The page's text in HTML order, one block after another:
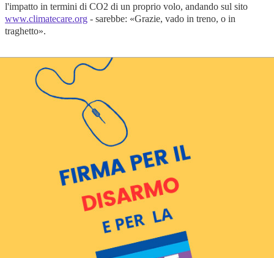
l'impatto in termini di CO2 di un proprio volo, andando sul sito
www.climatecare.org - sarebbe: «Grazie, vado in treno, o in
traghetto».